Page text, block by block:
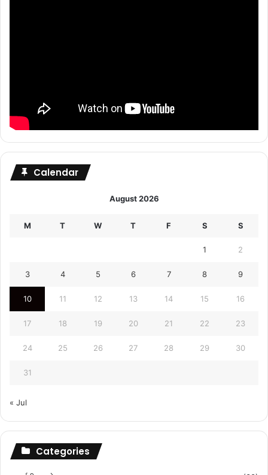
Calendar
August 2026
M T W T F S S
1 2
3 4 5 6 7 8 9
10 11 12 13 14 15 16
17 18 19 20 21 22 23
24 25 26 27 28 29 30
31
« Jul
Categories